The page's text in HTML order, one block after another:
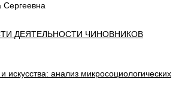
Сергеевна
ДЕЯТЕЛЬНОСТИ ЧИНОВНИКОВ
искусства: анализ микросоциологических